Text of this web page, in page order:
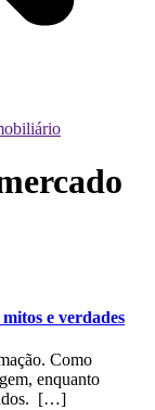
e verdades
Como
enquanto
[…]